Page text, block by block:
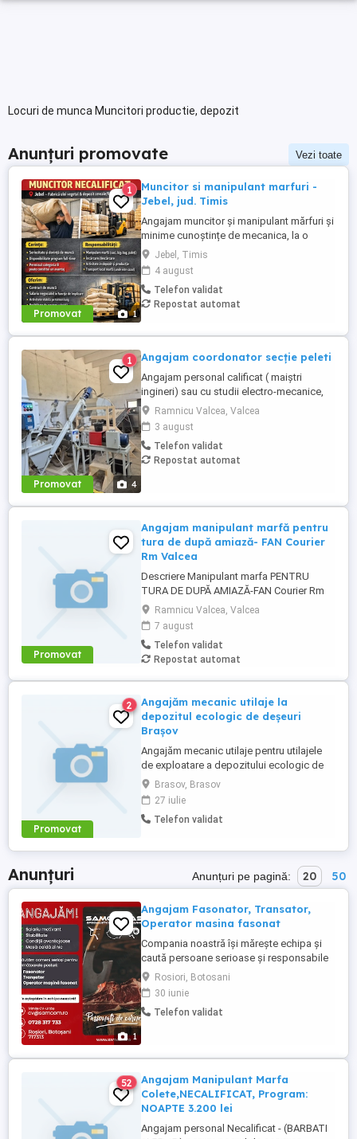
Locuri de munca Muncitori productie, depozit
Anunțuri promovate Vezi toate
Promovat 1
1
Muncitor si manipulant marfuri -
Jebel, jud. Timis
Angajam muncitor și manipulant mărfuri și
minime cunoștințe de mecanica, la o
fabrica de ulei si furaje. Postul nu necesita
experienta, dar mici cunostinte de
mecanica, indemanare si permisul de
conducere constituie un avantaj. Oferim
salariu atractiv, munca relaxata si un mediu
Jebel, Timis
4 august
Telefon validat
Repostat automat
Promovat 4
1 Angajam coordonator secție peleti
Angajam personal calificat ( maiștri
ingineri) sau cu studii electro-mecanice,
pentru secția de productie peleți, situată
in localitatea Brezoi-Valcea! Salariul minim
asigurat este 4200 lei net precum si
bonusuri de performanță! Pentru alte
detalii va rog sa ma contactați! Mihai-
Ramnicu Valcea, Valcea
3 august
Telefon validat
Repostat automat
Promovat
Angajam manipulant marfă pentru
tura de după amiază- FAN Courier
Rm Valcea
Descriere Manipulant marfa PENTRU
TURA DE DUPĂ AMIAZĂ-FAN Courier Rm
Valcea Candidatul ideal Persoana
serioasa, constiincioasa, de incredere
Rezistenta la munca fizica presupusa de
manipularea marfii din depozit,
descarcare incarcare Studii: minim 12
Ramnicu Valcea, Valcea
7 august
Telefon validat
Repostat automat
Promovat
2
Angajăm mecanic utilaje la
depozitul ecologic de deșeuri
Brașov
Angajăm mecanic utilaje pentru utilajele
de exploatare a depozitului ecologic de
deșeuri nepericuloase. Responsabilități:
Deservirea diferitelor masini si
echipamente folosite în perimetrul
depozitului de deșeuri. Efectuarea
echipamentelor si utilajelor folosite ...
Brasov, Brasov
27 iulie
Telefon validat
Anunțuri Anunțuri pe pagină: 20 50
1
Angajam Fasonator, Transator,
Operator masina fasonat
Compania noastră își mărește echipa și
caută persoane serioase și responsabile
pentru posturile de: Fasonator, Tranșator,
Operator mașină de fasonat Oferim:
Salariu motivant; Contract de muncă pe
perioadă nedeterminată; Mediu de lucru
Experiență ...
Rosiori, Botosani
30 iunie
Telefon validat
52
Angajam Manipulant Marfa
Colete,NECALIFICAT, Program:
NOAPTE 3.200 lei
Angajam personal Necalificat - (BARBATI